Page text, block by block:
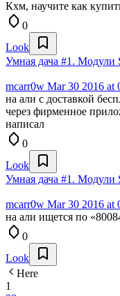
Кхм, научите как
0
Look
Умная дача #1. Модули
mcarr0w Mar 30 2016 at
на али с доставкой
через фирменное
написал
0
Look
Умная дача #1. Модули
mcarr0w Mar 30 2016 at
на али ищется по
0
Look
Here
1